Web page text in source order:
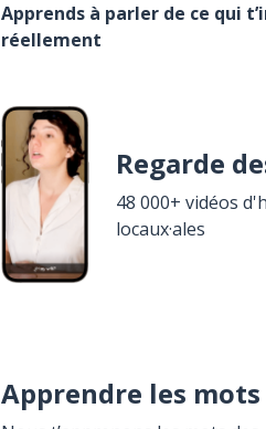
Apprends à parler de ce qui
réellement
Regarde
48 000+ vidéos
locaux·ales
Apprendre les mots